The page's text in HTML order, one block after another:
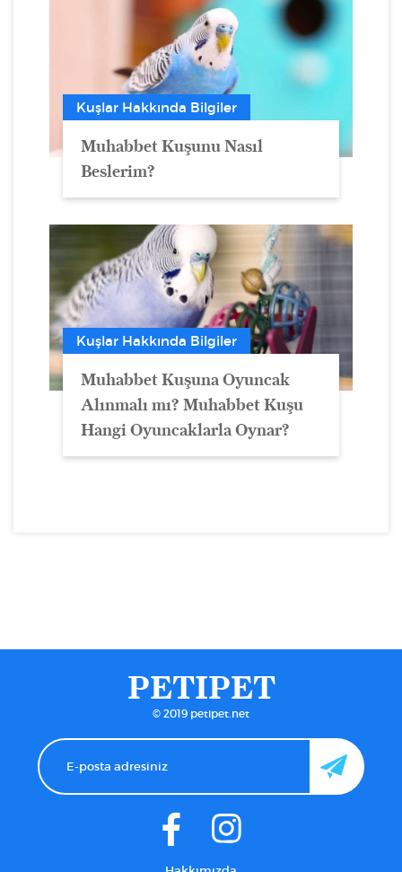
Kuşlar Hakkında Bilgiler
Muhabbet Kuşunu Nasıl
Beslerim?
Kuşlar Hakkında Bilgiler
Muhabbet Kuşuna Oyuncak
Alınmalı mı? Muhabbet Kuşu
Hangi Oyuncaklarla Oynar?
PETIPET
© 2019 petipet.net